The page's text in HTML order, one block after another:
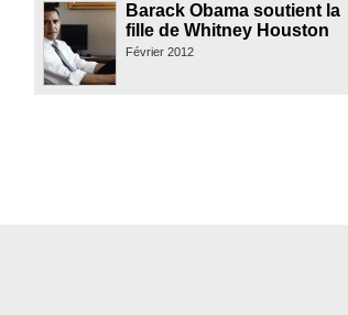
Barack Obama soutient la
fille de Whitney Houston
Février 2012